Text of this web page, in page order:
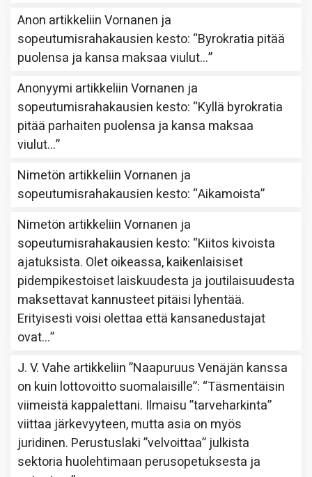
Anon artikkeliinVornanen ja
sopeutumisrahakausien kesto: “Byrokratia pitää
puolensa ja kansa maksaa viulut…”
Anonyymi artikkeliinVornanen ja
sopeutumisrahakausien kesto: “Kyllä byrokratia
pitää parhaiten puolensa ja kansa maksaa
viulut…”
Nimetön artikkeliinVornanen ja
sopeutumisrahakausien kesto: “Aikamoista”
Nimetön artikkeliinVornanen ja
sopeutumisrahakausien kesto: “Kiitos kivoista
ajatuksista. Olet oikeassa, kaikenlaisiset
pidempikestoiset laiskuudesta ja joutilaisuudesta
maksettavat kannusteet pitäisi lyhentää.
Erityisesti voisi olettaa että kansanedustajat
ovat…”
J. V. Vahe artikkeliin”Naapuruus Venäjän kanssa
on kuin lottovoitto suomalaisille”: “Täsmentäisin
viimeistä kappalettani. Ilmaisu ”tarveharkinta”
viittaa järkevyyteen, mutta asia on myös
juridinen. Perustuslaki ”velvoittaa” julkista
sektoria huolehtimaan perusopetuksesta ja